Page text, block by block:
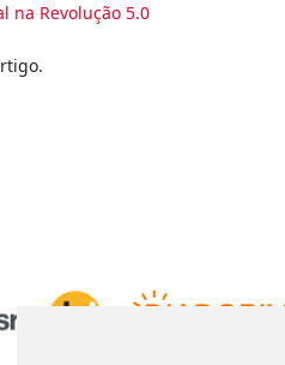
na Revolução 5.0